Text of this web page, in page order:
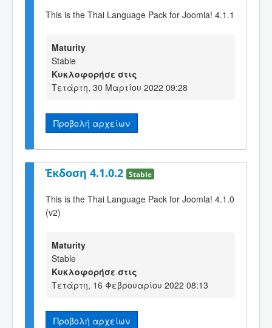
This is the Thai Language Pack for Joomla! 4.1.1
Maturity
Stable
Κυκλοφορήσε στις
Τετάρτη, 30 Μαρτίου 2022 09:28
Προβολή αρχείων
Έκδοση 4.1.0.2 Stable
This is the Thai Language Pack for Joomla! 4.1.0
(v2)
Maturity
Stable
Κυκλοφορήσε στις
Τετάρτη, 16 Φεβρουαρίου 2022 08:13
Προβολή αρχείων